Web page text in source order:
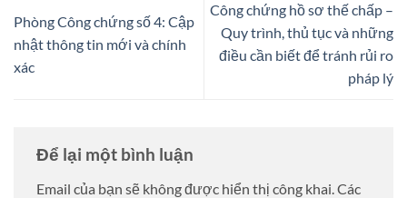
Phòng Công chứng số 4: Cập
nhật thông tin mới và chính
xác
Công chứng hồ sơ thế chấp –
Quy trình, thủ tục và những
điều cần biết để tránh rủi ro
pháp lý
Để lại một bình luận
Email của bạn sẽ không được hiển thị công khai.Các